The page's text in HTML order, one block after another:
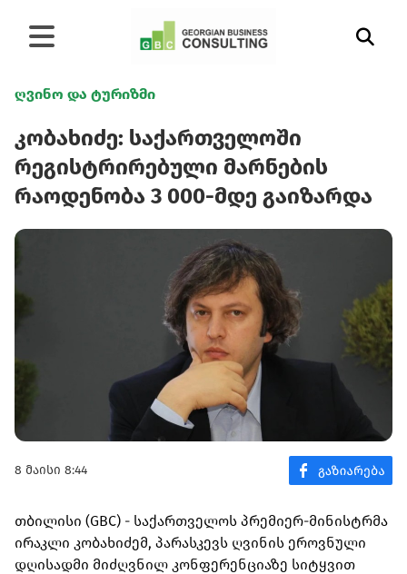
ღვინო და ტურიზმი
კობახიძე: საქართველოში
რეგისტრირებული მარნების
რაოდენობა 3 000-მდე გაიზარდა
8 მაისი 8:44
თბილისი (GBC) - საქართველოს პრემიერ-მინისტრმა
ირაკლი კობახიძემ, პარასკევს ღვინის ეროვნული
დღისადმი მიძღვნილ კონფერენციაზე სიტყვით